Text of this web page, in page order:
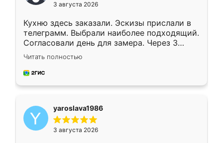
3 августа 2026
Кухню здесь заказали. Эскизы прислали в
телеграмм. Выбрали наиболее подходящий.
Согласовали день для замера. Через 3
недели кухня была уже готова. Остались
довольны работой. Спасибо Ренессанс
мебель за качественную работу!
Читать полностью
yaroslava1986
3 августа 2026